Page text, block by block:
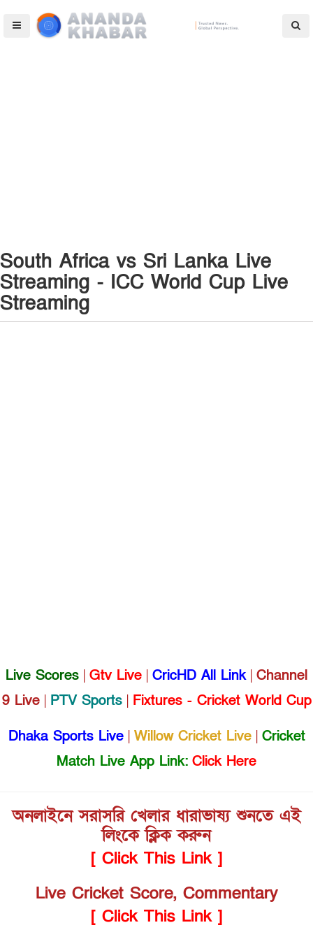
South Africa vs Sri Lanka Live
Streaming - ICC World Cup Live
Streaming
Live Scores | Gtv Live | CricHD All Link| Channel
9 Live| PTV Sports| Fixtures - Cricket World Cup
Dhaka Sports Live| Willow Cricket Live| Cricket
Match Live App Link: Click Here
অনলাইনে সরাসরি খেলার ধারাভাষ্য শুনতে এই
লিংকে ক্লিক করুন
[ Click This Link ]
Live Cricket Score, Commentary
[ Click This Link ]